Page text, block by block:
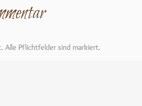
Alle Pflichtfelder sind markiert.